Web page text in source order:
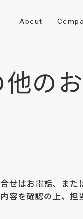
About Compa
他の
せはお電話、また
内容を確認の上、担